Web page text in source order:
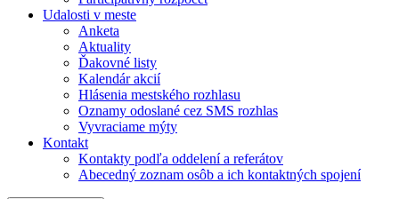
Udalosti v meste
Anketa
Aktuality
Ďakovné listy
Kalendár akcií
Hlásenia mestského rozhlasu
Oznamy odoslané cez SMS rozhlas
Vyvraciame mýty
Kontakt
Kontakty podľa oddelení a referátov
Abecedný zoznam osôb a ich kontaktných spojení